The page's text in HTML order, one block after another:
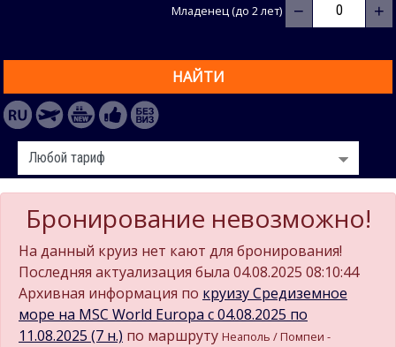
Младенец (до 2 лет) − +
НАЙТИ
Бронирование невозможно!
На данный круиз нет кают для бронирования!
Последняя актуализация была 04.08.2025 08:10:44
Архивная информация по круизу Средиземное
море на MSC World Europa c 04.08.2025 по
11.08.2025 (7 н.) по маршруту Неаполь / Помпеи -